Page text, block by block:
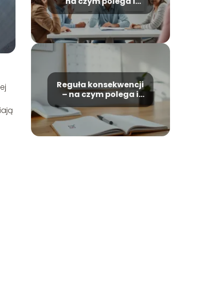
jakie są wnioski?
Reguła konsekwencji
– na czym polega i
jak działa?